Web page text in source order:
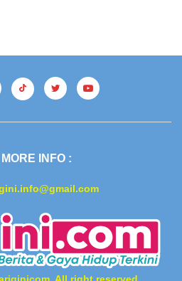
MORE INFO :
All right reserved